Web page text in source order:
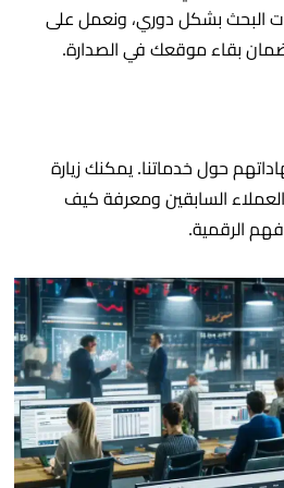
البحث بشكل دوري، ونعمل على
بقاء موقعك في الصدارة.
حول خدماتنا. يمكنك زيارة
السابقين ومعرفة كيف
الرقمية.